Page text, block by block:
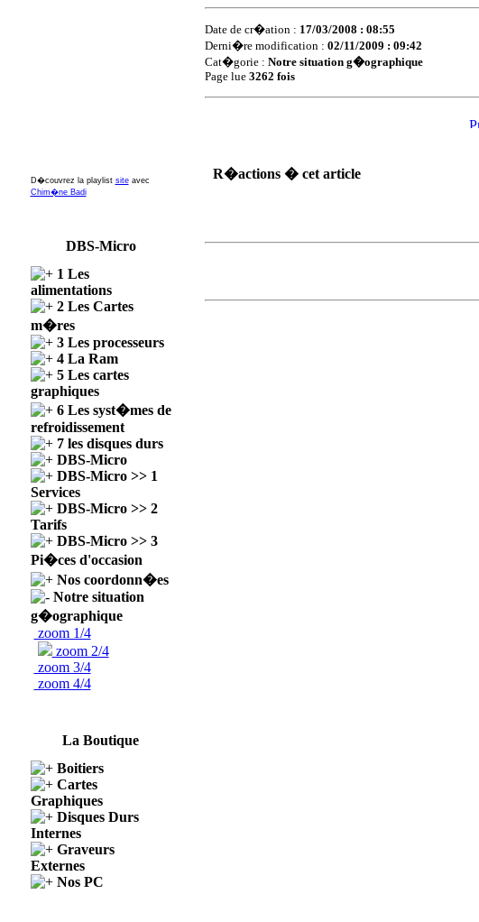
D�couvrez la playlist siteavec
Chim�ne Badi
DBS-Micro
1 Les
alimentations
2 Les Cartes
m�res
3 Les processeurs
4 La Ram
5 Les cartes
graphiques
6 Les syst�mes de
refroidissement
7 les disques durs
DBS-Micro
DBS-Micro >> 1
Services
DBS-Micro >> 2
Tarifs
DBS-Micro >> 3
Pi�ces d'occasion
Nos coordonn�es
Notre situation
g�ographique
zoom 1/4
zoom 2/4
zoom 3/4
zoom 4/4
La Boutique
Boitiers
Cartes
Graphiques
Disques Durs
Internes
Graveurs
Externes
Nos PC
Date de cr�ation : 17/03/2008 : 08:55
Derni�re modification : 02/11/2009 : 09:42
Cat�gorie : Notre situation g�ographique
Page lue 3262 fois
R�actions � cet article